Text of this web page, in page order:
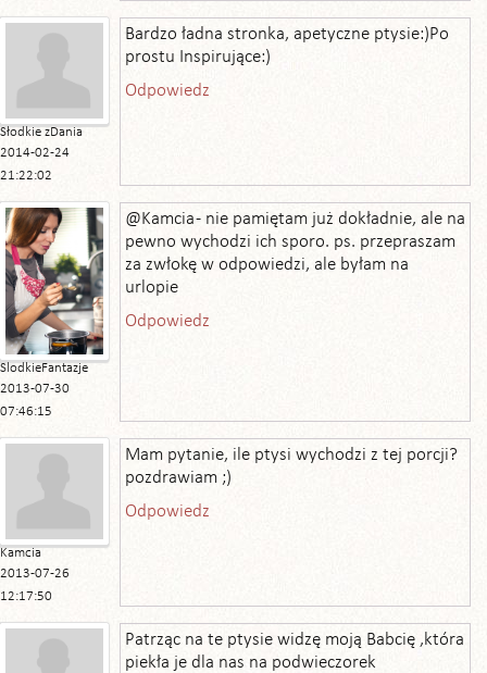
Słodkie zDania
2014-02-24
21:22:02
Bardzo ładna stronka, apetyczne ptysie:)Po
prostu Inspirujące:)
Odpowiedz
SlodkieFantazje
2013-07-30
07:46:15
@Kamcia - nie pamiętam już dokładnie, ale na
pewno wychodzi ich sporo. ps. przepraszam
za zwłokę w odpowiedzi, ale byłam na
urlopie
Odpowiedz
Kamcia
2013-07-26
12:17:50
Mam pytanie, ile ptysi wychodzi z tej porcji?
pozdrawiam ;)
Odpowiedz
Patrząc na te ptysie widzę moją Babcię ,która
piekła je dla nas na podwieczorek